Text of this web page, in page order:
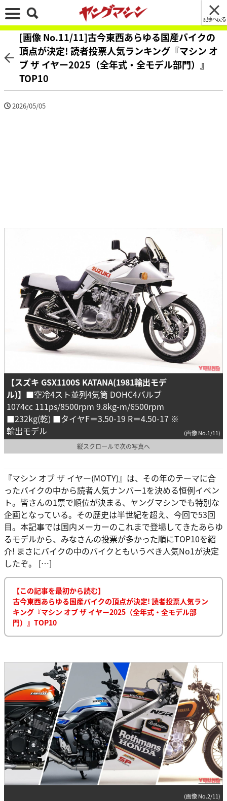
記事へ戻る
[画像 No.11/11]古今東西あらゆる国産バイクの
頂点が決定! 読者投票人気ランキング『マシン オ
ブ ザ イヤー2025（全年式・全モデル部門）』
TOP10
2026/05/05
【スズキ GSX1100S KATANA(1981輸出モデ
ル)】 ■空冷4スト並列4気筒 DOHC4バルブ
1074cc 111ps/8500rpm 9.8kg-m/6500rpm
■232kg(乾) ■タイヤF＝3.50-19 R＝4.50-17 ※
輸出モデル
(画像 No.1/11)
縦スクロールで次の写真へ
『マシン オブ ザ イヤー(MOTY)』は、その年のテーマに合
ったバイクの中から読者人気ナンバー1を決める恒例イベン
ト。皆さんの1票で順位が決まる、ヤングマシンでも特別な
企画となっている。その歴史は半世紀を超え、今回で53回
目。本記事では国内メーカーのこれまで登場してきたあらゆ
るモデルから、みなさんの投票が多かった順にTOP10を紹
介! まさにバイクの中のバイクともいうべき人気No1が決定
したぞ。 […]
【この記事を最初から読む】
古今東西あらゆる国産バイクの頂点が決定! 読者投票人気ラン
キング『マシン オブ ザ イヤー2025（全年式・全モデル部
門）』TOP10
(画像 No.2/11)